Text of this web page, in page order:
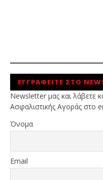
ΕΓΓΡΑΦΕΙΤΕ ΣΤΟ
Newsletter μας και λάβετε
Ασφαλιστικής Αγοράς στο
Όνομα
Email